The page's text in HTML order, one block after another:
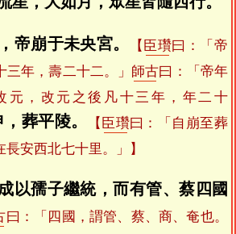
帝崩于未央宮。 【 臣瓚曰：「帝
年，壽二十二。」 師古曰：「帝年
元，改元之後凡十三年，年二十
葬平陵。 【 臣瓚曰：「自崩至葬
安西北七十里。」】
以孺子繼統，而有管、蔡四國
曰：「四國，謂管、蔡、商、奄也。